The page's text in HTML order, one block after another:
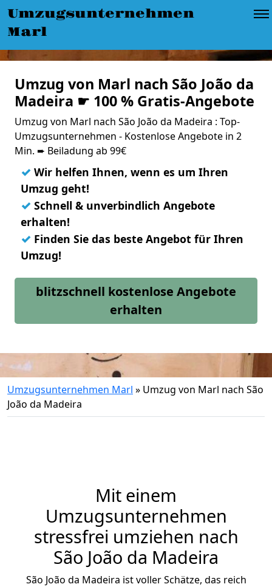
Umzugsunternehmen
Marl
Umzug von Marl nach São João da
Madeira ☛ 100 % Gratis-Angebote
Umzug von Marl nach São João da Madeira : Top-
Umzugsunternehmen - Kostenlose Angebote in 2
Min. ➨ Beiladung ab 99€
✓ Wir helfen Ihnen, wenn es um Ihren
Umzug geht!
✓ Schnell & unverbindlich Angebote
erhalten!
✓ Finden Sie das beste Angebot für Ihren
Umzug!
blitzschnell kostenlose Angebote
erhalten
Umzugsunternehmen Marl » Umzug von Marl nach São
João da Madeira
Mit einem
Umzugsunternehmen
stressfrei umziehen nach
São João da Madeira
São João da Madeira ist voller Schätze, das reich